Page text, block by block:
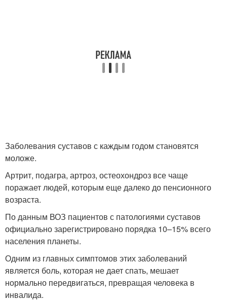
Заболевания суставов с каждым годом становятся
моложе.
Артрит, подагра, артроз, остеохондроз все чаще
поражает людей, которым еще далеко до пенсионного
возраста.
По данным ВОЗ пациентов с патологиями суставов
официально зарегистрировано порядка 10–15% всего
населения планеты.
Одним из главных симптомов этих заболеваний
является боль, которая не дает спать, мешает
нормально передвигаться, превращая человека в
инвалида.